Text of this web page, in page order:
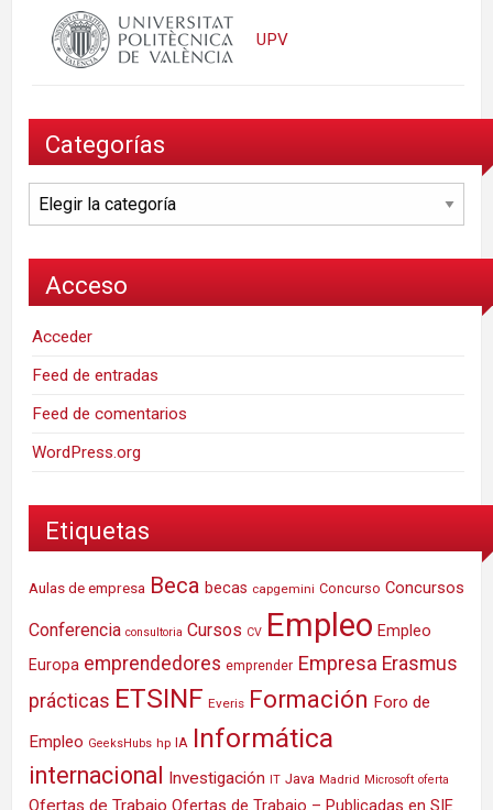
UPV
Categorías
Categorías
Acceso
Acceder
Feed de entradas
Feed de comentarios
WordPress.org
Etiquetas
Aulas de empresa Beca becas capgemini Concurso Concursos
Conferencia consultoria Cursos CV Empleo Empleo
Europa emprendedores emprender Empresa Erasmus
prácticas ETSINF Everis Formación Foro de
Empleo GeeksHubs hp IA Informática
internacional Investigación IT Java Madrid Microsoft oferta
Ofertas de Trabajo Ofertas de Trabajo – Publicadas en SIE